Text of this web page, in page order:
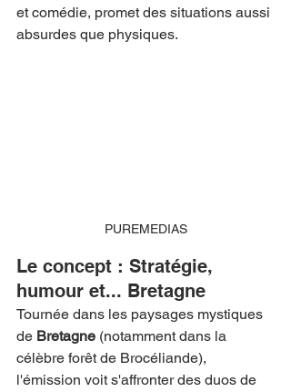
et comédie, promet des situations aussi
absurdes que physiques.
PUREMEDIAS
Le concept : Stratégie,
humour et... Bretagne
Tournée dans les paysages mystiques
de Bretagne (notamment dans la
célèbre forêt de Brocéliande),
l'émission voit s'affronter des duos de